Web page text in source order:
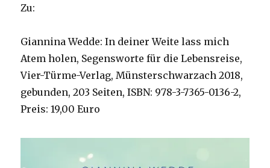
Zu:
Giannina Wedde: In deiner Weite lass mich
Atem holen, Segensworte für die Lebensreise,
Vier-Türme-Verlag, Münsterschwarzach 2018,
gebunden, 203 Seiten, ISBN: 978-3-7365-0136-2,
Preis: 19,00 Euro